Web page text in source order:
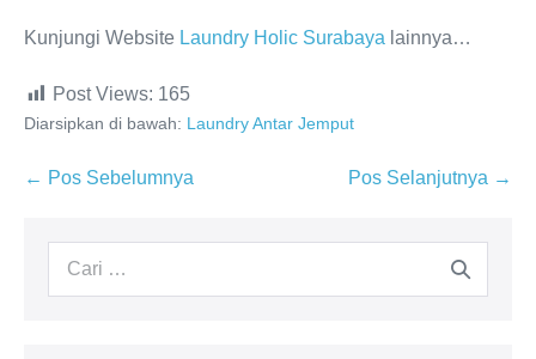
Kunjungi Website Laundry Holic Surabaya lainnya…
Post Views: 165
Diarsipkan di bawah: Laundry Antar Jemput
Navigasi
← Pos Sebelumnya Pos Selanjutnya →
Pencarian